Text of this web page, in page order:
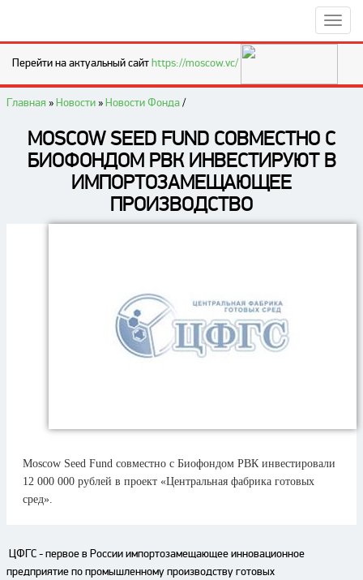
Перейти на актуальный сайтhttps://moscow.vc/
Главная »Новости»Новости Фонда/
MOSCOW SEED FUND СОВМЕСТНО С
БИОФОНДОМ РВК ИНВЕСТИРУЮТ В
ИМПОРТОЗАМЕЩАЮЩЕЕ
ПРОИЗВОДСТВО
Moscow Seed Fund совместно с Биофондом РВК инвестировали
12 000 000 рублей в проект «Центральная фабрика готовых
сред».
ЦФГС - первое в России импортозамещающее инновационное
предприятие по промышленному производству готовых